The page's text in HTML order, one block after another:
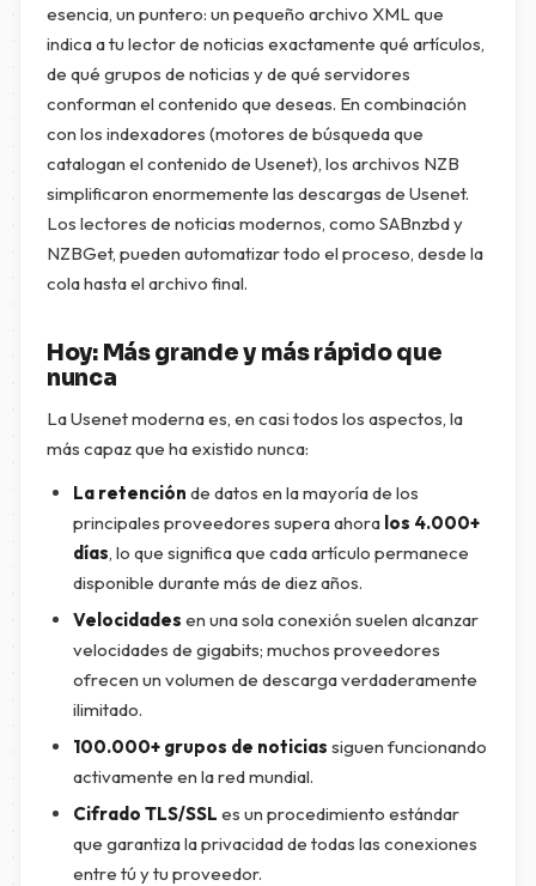
esencia, un puntero: un pequeño archivo XML que
indica a tu lector de noticias exactamente qué artículos,
de qué grupos de noticias y de qué servidores
conforman el contenido que deseas. En combinación
con los indexadores (motores de búsqueda que
catalogan el contenido de Usenet), los archivos NZB
simplificaron enormemente las descargas de Usenet.
Los lectores de noticias modernos, como SABnzbd y
NZBGet, pueden automatizar todo el proceso, desde la
cola hasta el archivo final.
Hoy: Más grande y más rápido que
nunca
La Usenet moderna es, en casi todos los aspectos, la
más capaz que ha existido nunca:
La retención de datos en la mayoría de los
principales proveedores supera ahora los 4.000+
días, lo que significa que cada artículo permanece
disponible durante más de diez años.
Velocidades en una sola conexión suelen alcanzar
velocidades de gigabits; muchos proveedores
ofrecen un volumen de descarga verdaderamente
ilimitado.
100.000+ grupos de noticias siguen funcionando
activamente en la red mundial.
Cifrado TLS/SSL es un procedimiento estándar
que garantiza la privacidad de todas las conexiones
entre tú y tu proveedor.